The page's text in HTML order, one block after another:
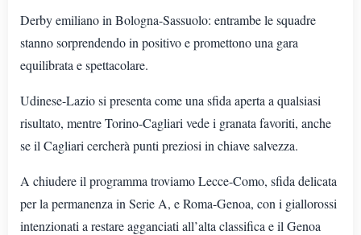
Derby emiliano in Bologna-Sassuolo: entrambe le squadre
stanno sorprendendo in positivo e promettono una gara
equilibrata e spettacolare.
Udinese-Lazio si presenta come una sfida aperta a qualsiasi
risultato, mentre Torino-Cagliari vede i granata favoriti, anche
se il Cagliari cercherà punti preziosi in chiave salvezza.
A chiudere il programma troviamo Lecce-Como, sfida delicata
per la permanenza in Serie A, e Roma-Genoa, con i giallorossi
intenzionati a restare agganciati all’alta classifica e il Genoa